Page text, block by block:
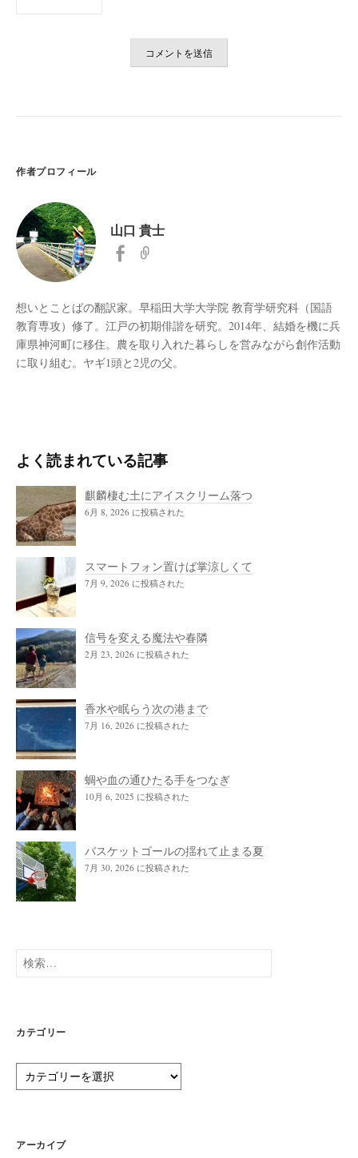
作者プロフィール
山口 貴士
想いとことばの翻訳家。早稲田大学大学院 教育学研究科（国語
教育専攻）修了。江戸の初期俳諧を研究。2014年、結婚を機に兵
庫県神河町に移住。農を取り入れた暮らしを営みながら創作活動
に取り組む。ヤギ1頭と2児の父。
よく読まれている記事
麒麟棲む土にアイスクリーム落つ
6月 8, 2026 に投稿された
スマートフォン置けば掌涼しくて
7月 9, 2026 に投稿された
信号を変える魔法や春隣
2月 23, 2026 に投稿された
香水や眠らう次の港まで
7月 16, 2026 に投稿された
蜩や血の通ひたる手をつなぎ
10月 6, 2025 に投稿された
バスケットゴールの揺れて止まる夏
7月 30, 2026 に投稿された
検
索:
カテゴリー
テ
ー
アーカイブ